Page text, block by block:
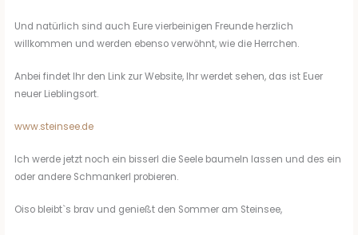
Und natürlich sind auch Eure vierbeinigen Freunde herzlich
willkommen und werden ebenso verwöhnt, wie die Herrchen.
Anbei findet Ihr den Link zur Website, Ihr werdet sehen, das ist Euer
neuer Lieblingsort.
www.steinsee.de
Ich werde jetzt noch ein bisserl die Seele baumeln lassen und des ein
oder andere Schmankerl probieren.
Oiso bleibt`s brav und genießt den Sommer am Steinsee,